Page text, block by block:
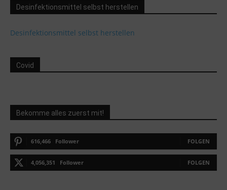
Desinfektionsmittel selbst herstellen
Desinfektionsmittel selbst herstellen
Covid
Bekomme alles zuerst mit!
616,466 Follower FOLGEN
4,056,351 Follower FOLGEN